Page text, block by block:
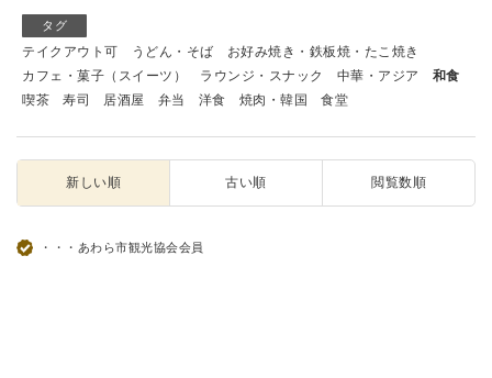
タグ
テイクアウト可 うどん・そば
お好み焼き・鉄板焼・たこ焼き
カフェ・菓子（スイーツ）
ラウンジ・スナック 中華・アジア
和食
喫茶
寿司 居酒屋 弁当 洋食 焼肉・韓国 食堂
新しい順 古い順 閲覧数順
・・・あわら市観光協会会員